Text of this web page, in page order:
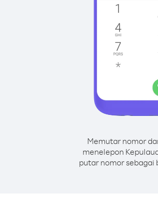
Memutar nomor
menelepon
putar nomor sebagai